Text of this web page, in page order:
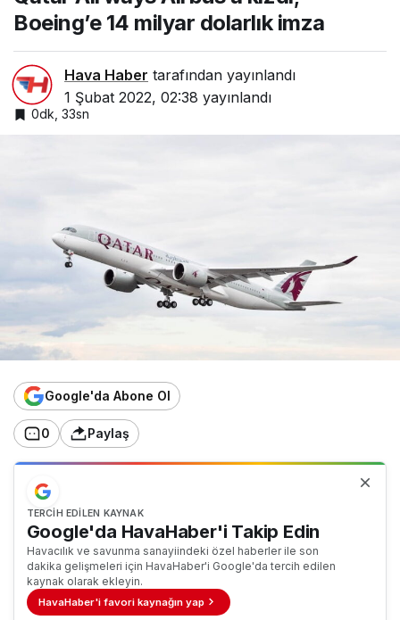
Boeing’e 14 milyar dolarlık imza
Hava Haber tarafından yayınlandı
1 Şubat 2022, 02:38 yayınlandı
0dk, 33sn
Google'da Abone Ol
0 Paylaş
TERCIH EDILEN KAYNAK
Google'da HavaHaber'i Takip Edin
Havacılık ve savunma sanayiindeki özel haberler ile son
dakika gelişmeleri için HavaHaber'i Google'da tercih edilen
kaynak olarak ekleyin.
HavaHaber'i favori kaynağın yap